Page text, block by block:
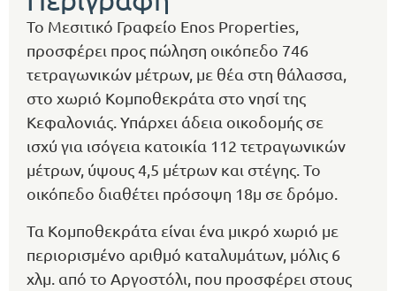
Το Μεσιτικό Γραφείο Enos Properties,
προσφέρει προς πώληση οικόπεδο 746
τετραγωνικών μέτρων, με θέα στη θάλασσα,
στο χωριό Κομποθεκράτα στο νησί της
Κεφαλονιάς. Υπάρχει άδεια οικοδομής σε
ισχύ για ισόγεια κατοικία 112 τετραγωνικών
μέτρων, ύψους 4,5 μέτρων και στέγης. Το
οικόπεδο διαθέτει πρόσοψη 18μ σε δρόμο.
Τα Κομποθεκράτα είναι ένα μικρό χωριό με
περιορισμένο αριθμό καταλυμάτων, μόλις 6
χλμ. από το Αργοστόλι, που προσφέρει στους